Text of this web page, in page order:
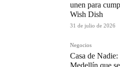
unen para
Wish Dish
31 de julio de 2026
Negocios
Casa de Nadie:
Medellín que